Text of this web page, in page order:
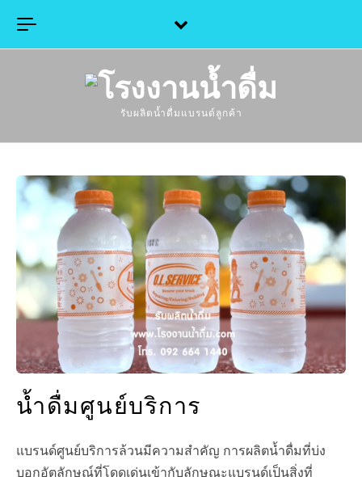
รับผลิตน้ำดื่มแบรนด์ลูกค้า
น้ำดื่มศูนย์บริการ
แบรนด์ศูนย์บริการล้วนมีความสำคัญ การผลิตน้ำดื่มที่บ่ง
บอกอัตลักษณ์ที่โดดเด่นเข้ากับลักษณะแบรนด์เป็นสิ่งที่